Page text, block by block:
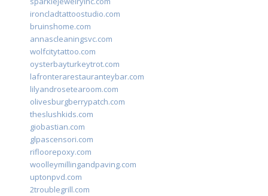
ironcladtattoostudio.com
bruinshome.com
annascleaningsvc.com
wolfcitytattoo.com
oysterbayturkeytrot.com
lafronterarestauranteybar.com
lilyandrosetearoom.com
olivesburgberrypatch.com
theslushkids.com
giobastian.com
glpascensori.com
rifloorepoxy.com
woolleymillingandpaving.com
uptonpvd.com
2troublegrill.com